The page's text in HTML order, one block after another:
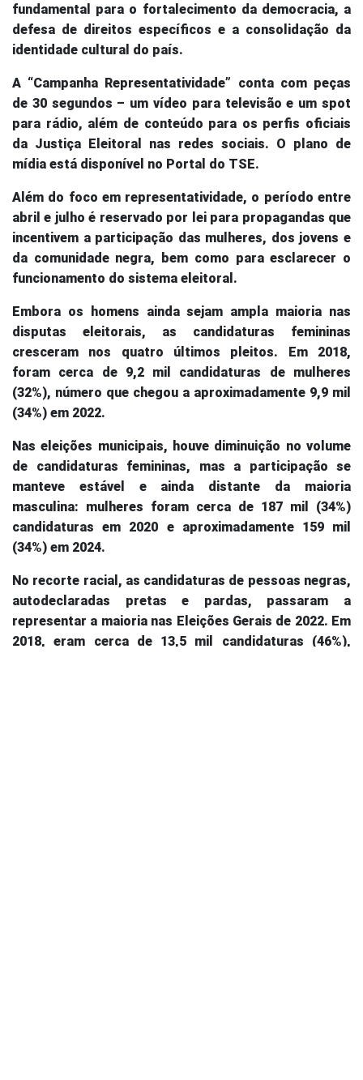
fundamental para o fortalecimento da democracia, a
defesa de direitos específicos e a consolidação da
identidade cultural do país.
A “Campanha Representatividade” conta com peças
de 30 segundos – um vídeo para televisão e um spot
para rádio, além de conteúdo para os perfis oficiais
da Justiça Eleitoral nas redes sociais. O plano de
mídia está disponível no Portal do TSE.
Além do foco em representatividade, o período entre
abril e julho é reservado por lei para propagandas que
incentivem a participação das mulheres, dos jovens e
da comunidade negra, bem como para esclarecer o
funcionamento do sistema eleitoral.
Embora os homens ainda sejam ampla maioria nas
disputas eleitorais, as candidaturas femininas
cresceram nos quatro últimos pleitos. Em 2018,
foram cerca de 9,2 mil candidaturas de mulheres
(32%), número que chegou a aproximadamente 9,9 mil
(34%) em 2022.
Nas eleições municipais, houve diminuição no volume
de candidaturas femininas, mas a participação se
manteve estável e ainda distante da maioria
masculina: mulheres foram cerca de 187 mil (34%)
candidaturas em 2020 e aproximadamente 159 mil
(34%) em 2024.
No recorte racial, as candidaturas de pessoas negras,
autodeclaradas pretas e pardas, passaram a
representar a maioria nas Eleições Gerais de 2022. Em
2018, eram cerca de 13,5 mil candidaturas (46%),